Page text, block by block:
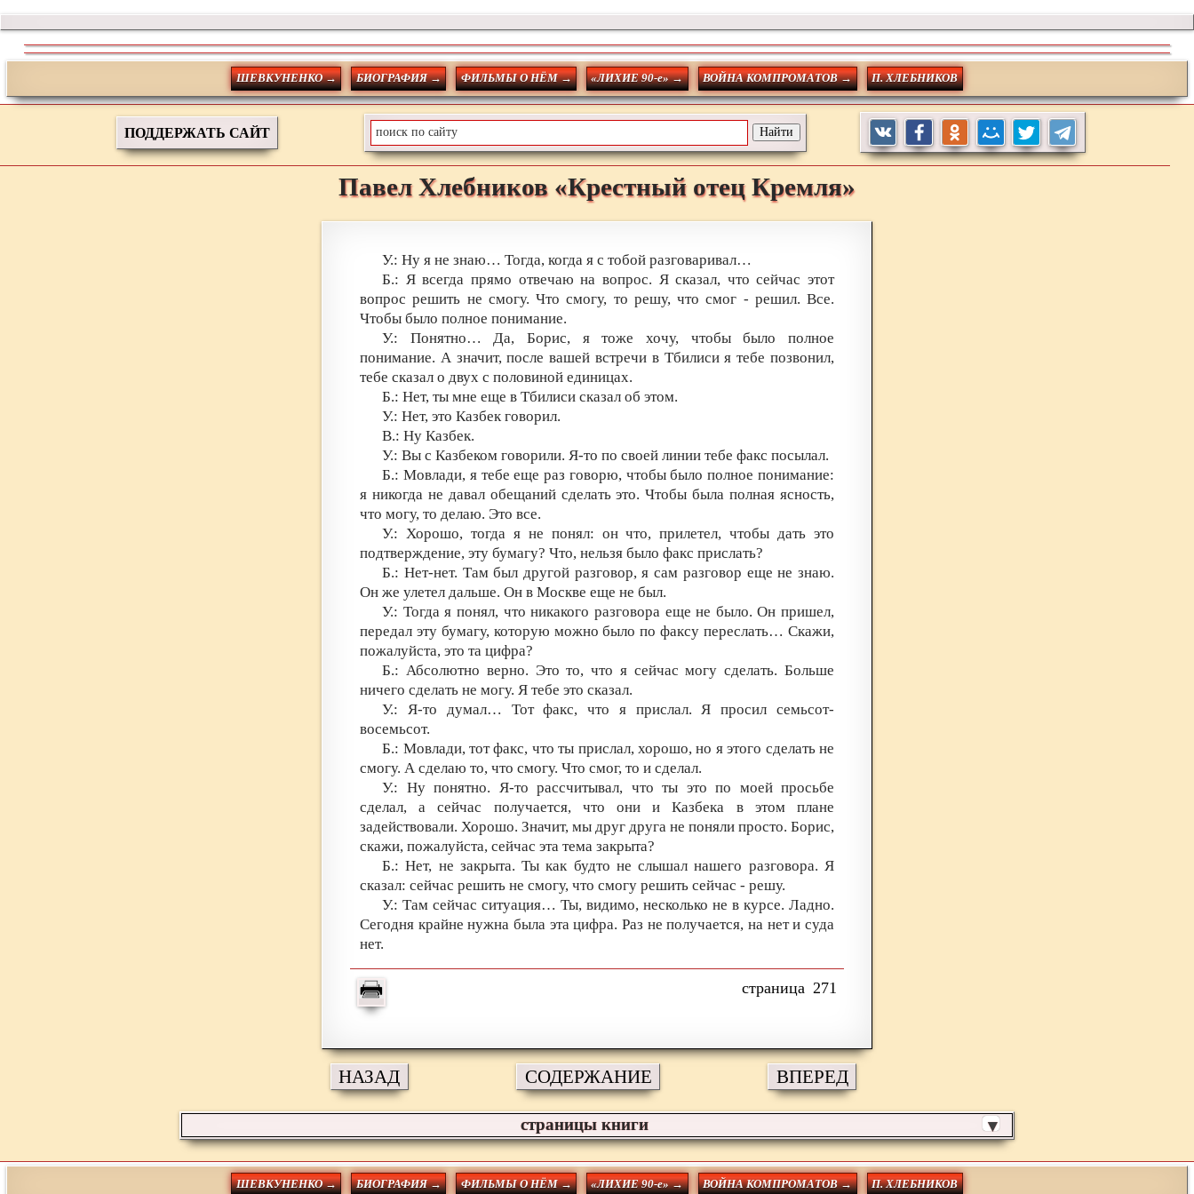
ШЕВКУНЕНКО → БИОГРАФИЯ → ФИЛЬМЫ О НЁМ → «ЛИХИЕ 90-е» → ВОЙНА КОМПРОМАТОВ → П. ХЛЕБНИКОВ
ПОДДЕРЖАТЬ САЙТ
Павел Хлебников «Крестный отец Кремля»
У.: Ну я не знаю… Тогда, когда я с тобой разговаривал…
Б.: Я всегда прямо отвечаю на вопрос. Я сказал, что сейчас этот
вопрос решить не смогу. Что смогу, то решу, что смог - решил. Все.
Чтобы было полное понимание.
У.: Понятно… Да, Борис, я тоже хочу, чтобы было полное
понимание. А значит, после вашей встречи в Тбилиси я тебе позвонил,
тебе сказал о двух с половиной единицах.
Б.: Нет, ты мне еще в Тбилиси сказал об этом.
У.: Нет, это Казбек говорил.
В.: Ну Казбек.
У.: Вы с Казбеком говорили. Я-то по своей линии тебе факс посылал.
Б.: Мовлади, я тебе еще раз говорю, чтобы было полное понимание:
я никогда не давал обещаний сделать это. Чтобы была полная ясность,
что могу, то делаю. Это все.
У.: Хорошо, тогда я не понял: он что, прилетел, чтобы дать это
подтверждение, эту бумагу? Что, нельзя было факс прислать?
Б.: Нет-нет. Там был другой разговор, я сам разговор еще не знаю.
Он же улетел дальше. Он в Москве еще не был.
У.: Тогда я понял, что никакого разговора еще не было. Он пришел,
передал эту бумагу, которую можно было по факсу переслать… Скажи,
пожалуйста, это та цифра?
Б.: Абсолютно верно. Это то, что я сейчас могу сделать. Больше
ничего сделать не могу. Я тебе это сказал.
У.: Я-то думал… Тот факс, что я прислал. Я просил семьсот-
восемьсот.
Б.: Мовлади, тот факс, что ты прислал, хорошо, но я этого сделать не
смогу. А сделаю то, что смогу. Что смог, то и сделал.
У.: Ну понятно. Я-то рассчитывал, что ты это по моей просьбе
сделал, а сейчас получается, что они и Казбека в этом плане
задействовали. Хорошо. Значит, мы друг друга не поняли просто. Борис,
скажи, пожалуйста, сейчас эта тема закрыта?
Б.: Нет, не закрыта. Ты как будто не слышал нашего разговора. Я
сказал: сейчас решить не смогу, что смогу решить сейчас - решу.
У.: Там сейчас ситуация… Ты, видимо, несколько не в курсе. Ладно.
Сегодня крайне нужна была эта цифра. Раз не получается, на нет и суда
нет.
271
НАЗАД СОДЕРЖАНИЕ ВПЕРЕД
страницы книги ▼
ШЕВКУНЕНКО → БИОГРАФИЯ → ФИЛЬМЫ О НЁМ → «ЛИХИЕ 90-е» → ВОЙНА КОМПРОМАТОВ → П. ХЛЕБНИКОВ